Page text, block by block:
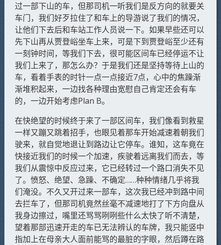
过一部下山的车，但那司机一听我们是反方向的就要关
车门，我们好歹拉住了和车上的导游说了我们的情况，
让他们下去后和车站工作人员说一下。如果早些还可以
先下山再从贾登峪坐车上来，可是下到贾登峪至少还有
一刻钟时间，等我们下去，很可能区间车已经停运不让
我们上来了，那怎么办？于是我们还是坚持等待上山的
车，看着手表的时针一点一点接近7点，心中的焦躁渐
渐堆积起来，一边找各种理由宽慰自己肯定还会有车
的，一边开始考虑Plan B。
在快绝望的时候终于来了一部区间车，我们像看到救星
一样又蹦又跳着招手，也眼见着那车开始减速着朝我们
驶来，就自觉地退让到路边让它停车。谁知，这车竟在
快接近我们的时候一个加速，疾驶着远离我们而去，等
我们从震惊中反应过来，它已经转过一个路口消失不见
了。愤怒、绝望、急躁、不确定……种种情绪几乎将我
们淹没。不久又开过来一部车，这次我已经冲到路中间
去拦车了，但那司机竟然丝毫不减速地打了下方向盘从
我身边擦过，嘴里还骂骂咧咧些什么太快了听不清楚，
望着那部迅速开走的车已无法辨认的车牌，我只能竖中
指加上在母亲大人面前能骂的最脏的字眼，然后蹲在路